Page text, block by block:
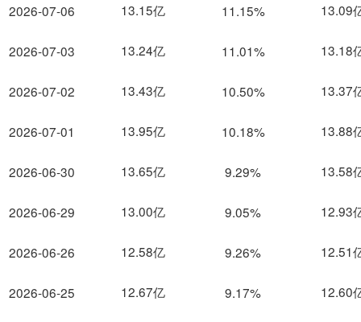
2026-07-06
2026-07-03
2026-07-02
2026-07-01
2026-06-30
2026-06-29
2026-06-26
2026-06-25
13.15亿 11.15% 13.09
13.24亿 11.01% 13.18
13.43亿 10.50% 13.37
13.95亿 10.18% 13.88
13.65亿 9.29% 13.58
13.00亿 9.05% 12.93
12.58亿 9.26% 12.51
12.67亿 9.17% 12.60